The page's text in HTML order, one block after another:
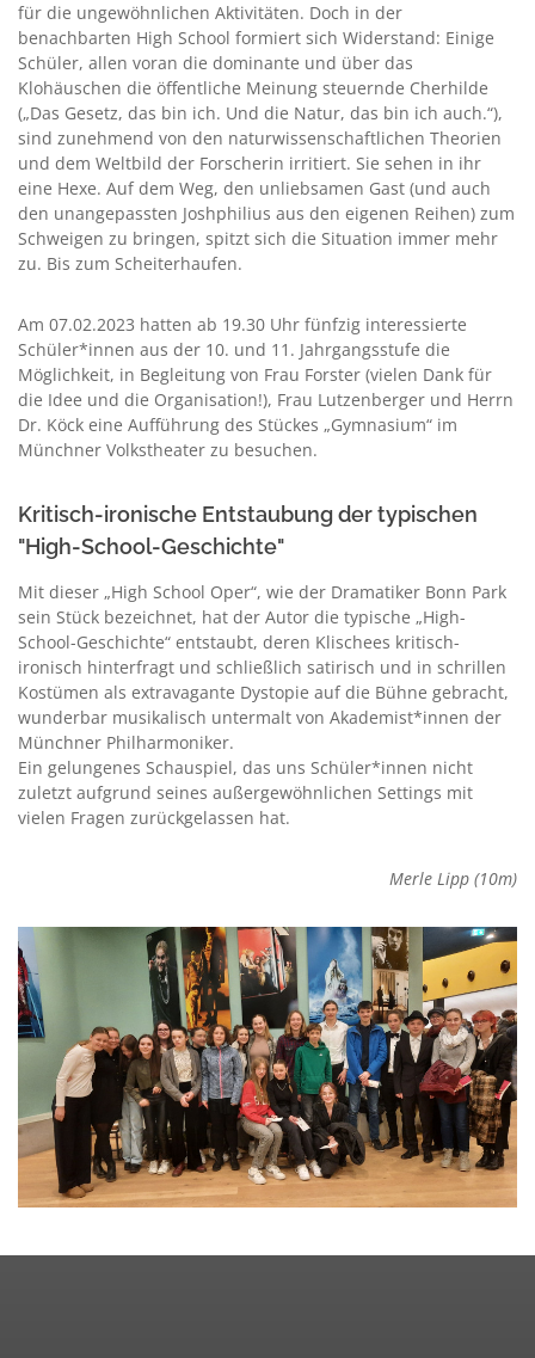
für die unge­wöhnlichen Aktivitäten. Doch in der
benachbarten High School formiert sich Widerstand: Einige
Schüler, allen voran die domi­nante und über das
Klohäuschen die öffentliche Meinung steu­ernde Cherhilde
(„Das Gesetz, das bin ich. Und die Natur, das bin ich auch.“),
sind zunehmend von den naturwissenschaftlichen Theorien
und dem Weltbild der Forscherin irritiert. Sie sehen in ihr
eine Hexe. Auf dem Weg, den unliebsamen Gast (und auch
den unangepassten Joshphilius aus den eigenen Reihen) zum
Schweigen zu bringen, spitzt sich die Situation immer mehr
zu. Bis zum Scheiterhaufen.
Am 07.02.2023 hatten ab 19.30 Uhr fünfzig interessierte
Schüler*innen aus der 10. und 11. Jahrgangsstufe die
Möglich­keit, in Begleitung von Frau Forster (vielen Dank für
die Idee und die Organisation!), Frau Lutzenberger und Herrn
Dr. Köck eine Aufführung des Stückes „Gymnasium“ im
Münchner Volksthea­ter zu besuchen.
Kritisch-ironische Entstaubung der typischen
"High-School-Geschichte"
Mit dieser „High School Oper“, wie der Dramatiker Bonn Park
sein Stück bezeichnet, hat der Autor die typische „High-
School-Ge­schichte“ entstaubt, deren Klischees kritisch-
ironisch hinterfragt und schließlich satirisch und in schrillen
Kostümen als extrava­gante Dystopie auf die Bühne gebracht,
wunderbar musikalisch untermalt von Akademist*innen der
Münchner Philharmoniker.
Ein gelungenes Schauspiel, das uns Schüler*innen nicht
zuletzt aufgrund seines außergewöhnlichen Settings mit
vielen Fragen zurückgelassen hat.
Merle Lipp (10m)